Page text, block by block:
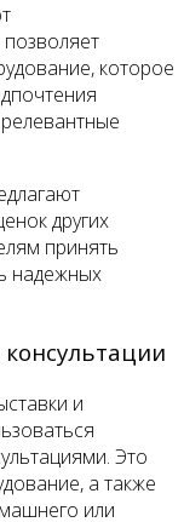
которое
других
принять
надежных
и
Это
а также
или